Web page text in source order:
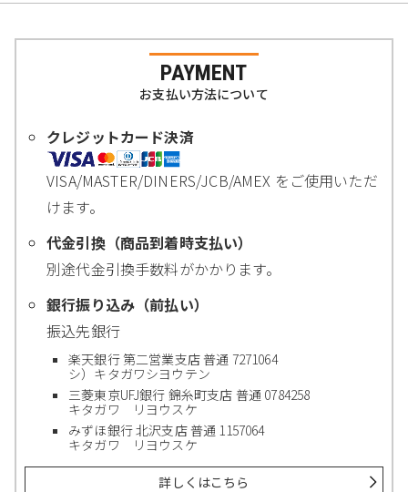
PAYMENT
お支払い方法について
クレジットカード決済
VISA/MASTER/DINERS/JCB/AMEX をご使用いただ
けます。
代金引換（商品到着時支払い）
別途代金引換手数料がかかります。
銀行振り込み（前払い）
振込先銀行
楽天銀行 第二営業支店 普通 7271064
シ）キタガワシヨウテン
三菱東京UFJ銀行 錦糸町支店 普通 0784258
キタガワ リヨウスケ
みずほ銀行 北沢支店 普通 1157064
キタガワ リヨウスケ
詳しくはこちら